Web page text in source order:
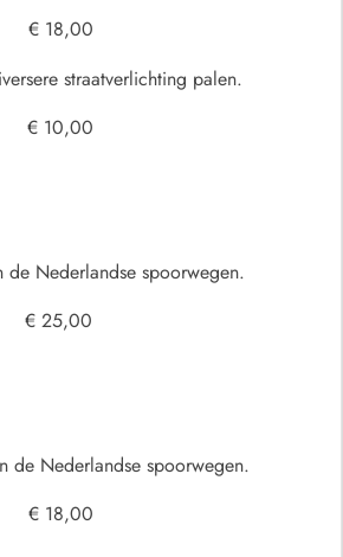
€ 18,00
straatverlichting palen.
€ 10,00
Nederlandse spoorwegen.
€ 25,00
de Nederlandse spoorwegen.
€ 18,00